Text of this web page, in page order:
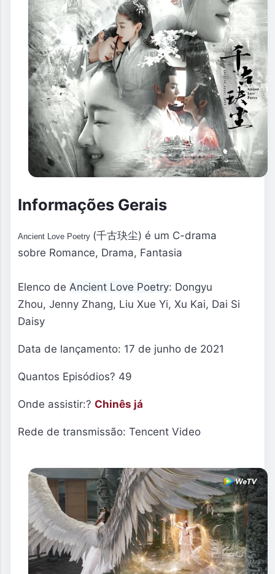
Informações Gerais
Ancient Love Poetry (千古玦尘) é um C-drama
sobre Romance, Drama, Fantasia
Elenco de Ancient Love Poetry: Dongyu
Zhou, Jenny Zhang, Liu Xue Yi, Xu Kai, Dai Si
Daisy
Data de lançamento: 17 de junho de 2021
Quantos Episódios? 49
Onde assistir:? Chinês já
Rede de transmissão: Tencent Video